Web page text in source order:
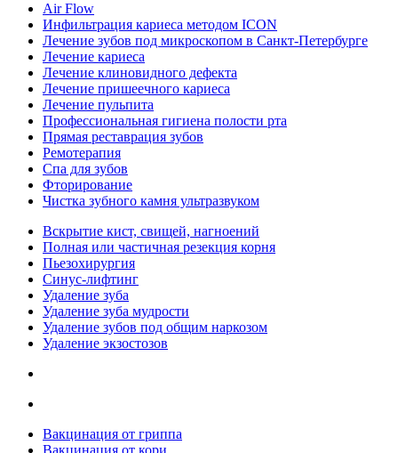
Air Flow
Инфильтрация кариеса методом ICON
Лечение зубов под микроскопом в Санкт-Петербурге
Лечение кариеса
Лечение клиновидного дефекта
Лечение пришеечного кариеса
Лечение пульпита
Профессиональная гигиена полости рта
Прямая реставрация зубов
Ремотерапия
Спа для зубов
Фторирование
Чистка зубного камня ультразвуком
Вскрытие кист, свищей, нагноений
Полная или частичная резекция корня
Пьезохирургия
Синус-лифтинг
Удаление зуба
Удаление зуба мудрости
Удаление зубов под общим наркозом
Удаление экзостозов
Вакцинация от гриппа
Вакцинация от кори